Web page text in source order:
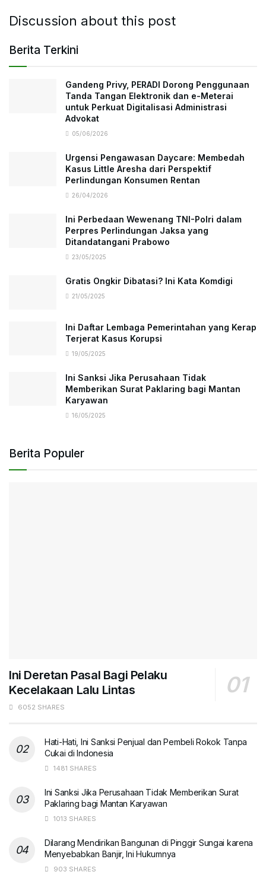
Discussion about this post
Berita Terkini
Gandeng Privy, PERADI Dorong Penggunaan
Tanda Tangan Elektronik dan e-Meterai
untuk Perkuat Digitalisasi Administrasi
Advokat
05/06/2026
Urgensi Pengawasan Daycare: Membedah
Kasus Little Aresha dari Perspektif
Perlindungan Konsumen Rentan
26/04/2026
Ini Perbedaan Wewenang TNI-Polri dalam
Perpres Perlindungan Jaksa yang
Ditandatangani Prabowo
23/05/2025
Gratis Ongkir Dibatasi? Ini Kata Komdigi
21/05/2025
Ini Daftar Lembaga Pemerintahan yang Kerap
Terjerat Kasus Korupsi
19/05/2025
Ini Sanksi Jika Perusahaan Tidak
Memberikan Surat Paklaring bagi Mantan
Karyawan
16/05/2025
Berita Populer
Ini Deretan Pasal Bagi Pelaku
Kecelakaan Lalu Lintas
6052 SHARES
Hati-Hati, Ini Sanksi Penjual dan Pembeli Rokok Tanpa
Cukai di Indonesia
1481 SHARES
Ini Sanksi Jika Perusahaan Tidak Memberikan Surat
Paklaring bagi Mantan Karyawan
1013 SHARES
Dilarang Mendirikan Bangunan di Pinggir Sungai karena
Menyebabkan Banjir, Ini Hukumnya
903 SHARES